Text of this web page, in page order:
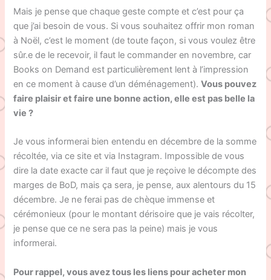
Mais je pense que chaque geste compte et c’est pour ça
que j’ai besoin de vous. Si vous souhaitez offrir mon roman
à Noël, c’est le moment (de toute façon, si vous voulez être
sûr.e de le recevoir, il faut le commander en novembre, car
Books on Demand est particulièrement lent à l’impression
en ce moment à cause d’un déménagement).Vous pouvez
faire plaisir et faire une bonne action, elle est pas belle la
vie ?
Je vous informerai bien entendu en décembre de la somme
récoltée, via ce site et via Instagram. Impossible de vous
dire la date exacte car il faut que je reçoive le décompte des
marges de BoD, mais ça sera, je pense, aux alentours du 15
décembre. Je ne ferai pas de chèque immense et
cérémonieux (pour le montant dérisoire que je vais récolter,
je pense que ce ne sera pas la peine) mais je vous
informerai.
Pour rappel, vous avez tous les liens pour acheter mon